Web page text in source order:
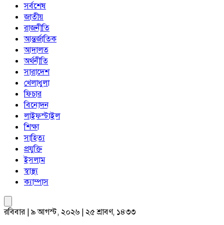
সর্বশেষ
জাতীয়
রাজনীতি
আন্তর্জাতিক
আদালত
অর্থনীতি
সারাদেশ
খেলাধুলা
ফিচার
বিনোদন
লাইফস্টাইল
শিক্ষা
সাহিত্য
প্রযুক্তি
ইসলাম
স্বাস্থ্য
ক্যাম্পাস
রবিবার | ৯ আগস্ট, ২০২৬ | ২৫ শ্রাবণ, ১৪৩৩